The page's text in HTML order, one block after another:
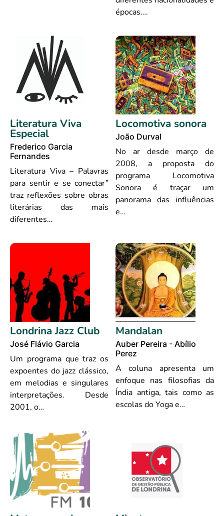
épocas….
Literatura Viva
Especial
Frederico Garcia
Fernandes
Literatura Viva – Palavras
para sentir e se conectar”
traz reflexões sobre obras
literárias das mais
diferentes…
Locomotiva sonora
João Durval
No ar desde março de
2008, a proposta do
programa Locomotiva
Sonora é traçar um
panorama das influências
e…
Londrina Jazz Club
José Flávio Garcia
Um programa que traz os
expoentes do jazz clássico,
em melodias e singulares
interpretações. Desde
2001, o…
Mandalan
Auber Pereira - Abílio
Perez
A coluna apresenta um
enfoque nas filosofias da
Índia antiga, tais como as
escolas do Yoga e…